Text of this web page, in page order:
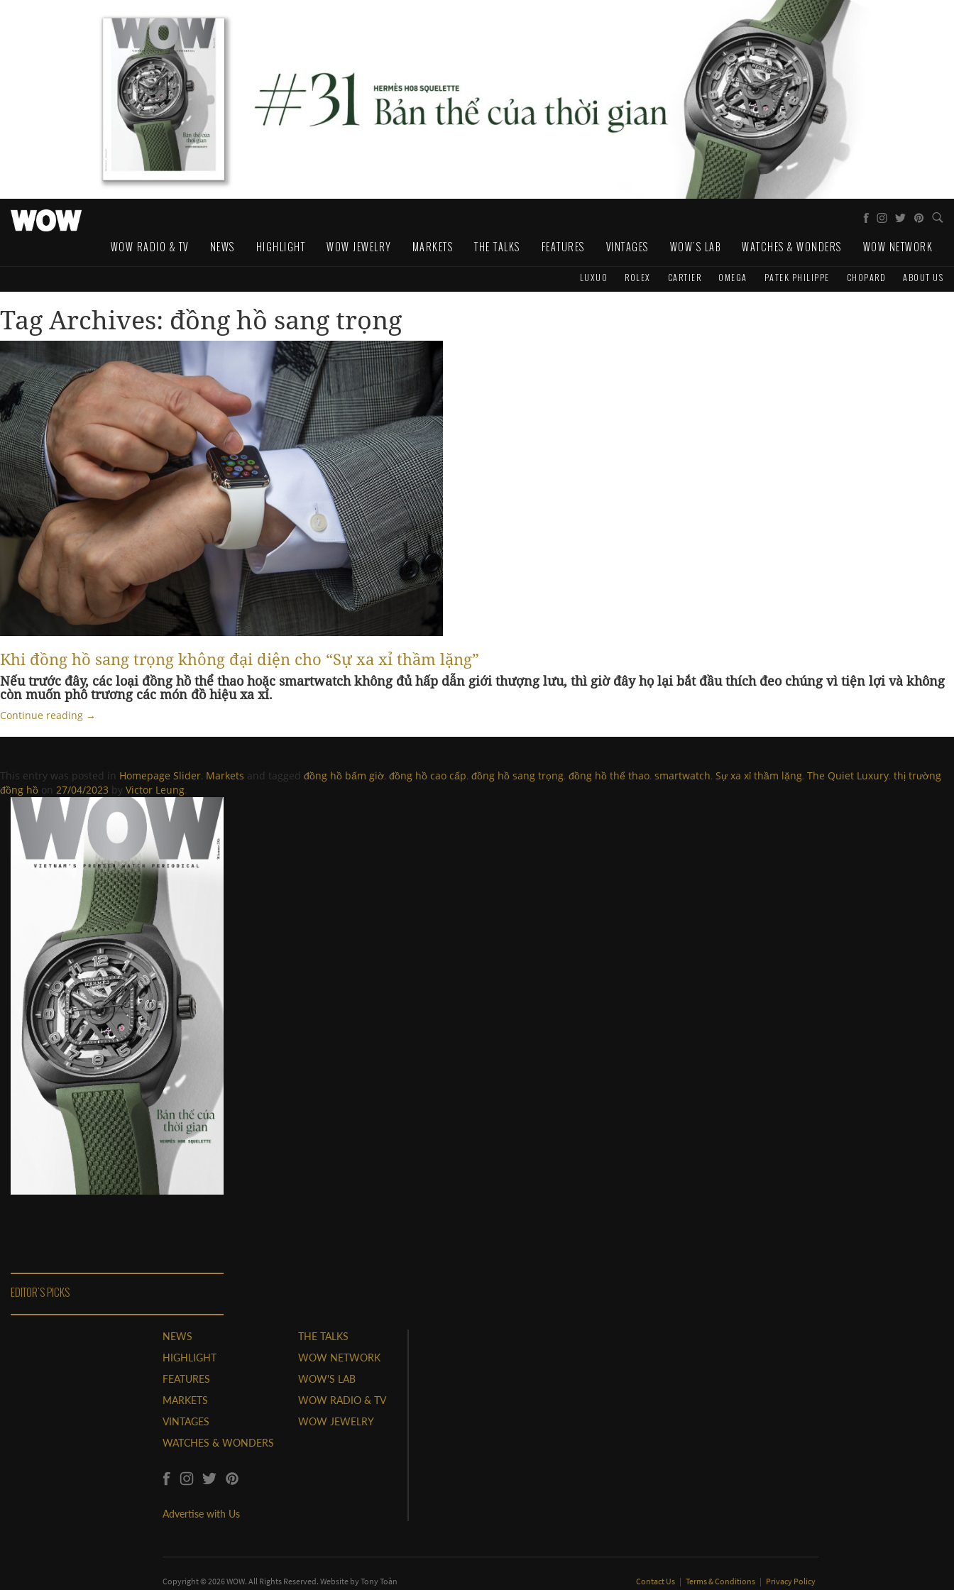
WOW RADIO & TV NEWS HIGHLIGHT WOW JEWELRY MARKETS THE TALKS FEATURES VINTAGES WOW'S LAB WATCHES & WONDERS WOW NETWORK
LUXUO ROLEX CARTIER OMEGA PATEK PHILIPPE CHOPARD ABOUT US
Tag Archives: đồng hồ sang trọng
Khi đồng hồ sang trọng không đại diện cho “Sự xa xỉ thầm lặng”
Nếu trước đây, các loại đồng hồ thể thao hoặc smartwatch không đủ hấp dẫn giới thượng lưu, thì giờ đây họ lại bắt đầu thích đeo chúng vì tiện lợi và không
còn muốn phô trương các món đồ hiệu xa xỉ.
Continue reading →
This entry was posted in Homepage Slider, Markets and tagged đồng hồ bấm giờ, đồng hồ cao cấp, đồng hồ sang trọng, đồng hồ thể thao, smartwatch, Sự xa xỉ thầm lặng, The Quiet Luxury, thị trường
đồng hồ on 27/04/2023 by Victor Leung.
EDITOR'S PICKS
NEWS
HIGHLIGHT
FEATURES
MARKETS
VINTAGES
WATCHES & WONDERS
Advertise with Us
THE TALKS
WOW NETWORK
WOW'S LAB
WOW RADIO & TV
WOW JEWELRY
Copyright © 2026 WOW. All Rights Reserved. Website byTony Toàn Contact Us | Terms & Conditions | Privacy Policy